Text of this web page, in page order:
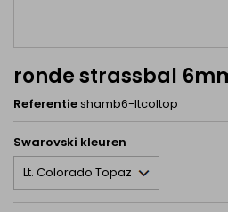
ronde strassbal
Referentieshamb6-ltcoltop
Swarovski kleuren